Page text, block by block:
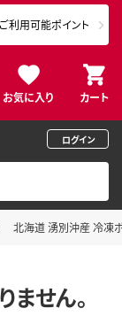
お気に入り カート
ご利用可能ポイント
ログイン
北海道 湧別沖産 冷凍
せん。